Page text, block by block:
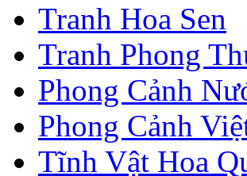
Tranh Hoa Sen
Tranh Phong
Phong Cảnh
Phong Cảnh
Tĩnh Vật Hoa